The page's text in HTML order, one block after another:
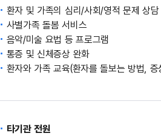
환자 및 가족의 심리/사회/영적 문제 상담
사별가족 돌봄 서비스
음악/미술 요법 등 프로그램
통증 및 신체증상 완화
환자와 가족 교육(환자를 돌보는 방법, 증
타기관 전원